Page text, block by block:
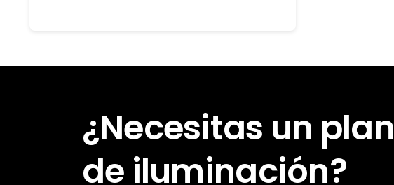
¿Necesitas un plan
de iluminación?